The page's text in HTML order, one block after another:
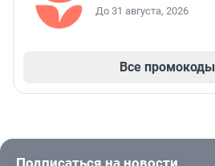
До 31 августа, 2026
Все промокоды